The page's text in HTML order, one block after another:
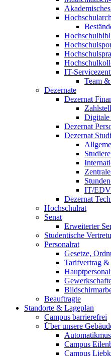
IT-
Team
Dezernate
Dezernat
Digitale
Dezernat
Dezernat
IT/EDV
Dezernat
Hochschulrat
Senat
Erweiterter
Studentische
Personalrat
Gesetze,
Tarifvertrag &
Beauftragte
Standorte & Lageplan
Campus barrierefrei
Über unsere
Campus
Campus